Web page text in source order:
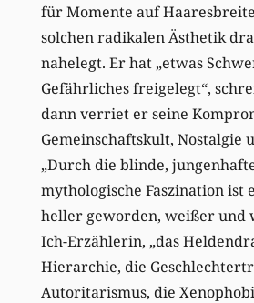
für Momente auf
solchen radikalen Ästhetik
nahelegt. Er hat „etwas
Gefährliches freigelegt“,
dann verriet er seine
Gemeinschaftskult, Nostalgie
„Durch die blinde,
mythologische Faszination ist
heller geworden, weißer und
Ich-Erzählerin, „das
Hierarchie, die
Autoritarismus, die